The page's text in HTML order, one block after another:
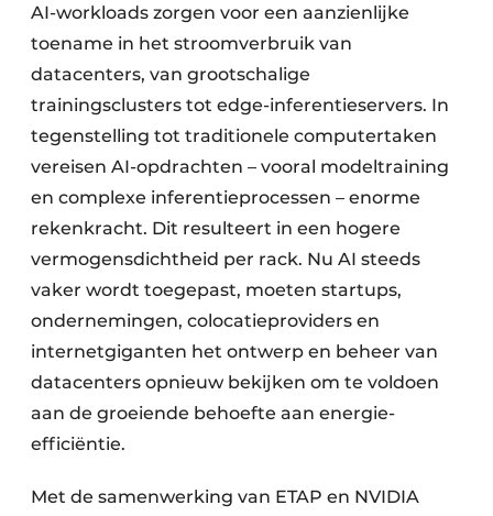
AI-workloads zorgen voor een aanzienlijke
toename in het stroomverbruik van
datacenters, van grootschalige
trainingsclusters tot edge-inferentieservers. In
tegenstelling tot traditionele computertaken
vereisen AI-opdrachten – vooral modeltraining
en complexe inferentieprocessen – enorme
rekenkracht. Dit resulteert in een hogere
vermogensdichtheid per rack. Nu AI steeds
vaker wordt toegepast, moeten startups,
ondernemingen, colocatieproviders en
internetgiganten het ontwerp en beheer van
datacenters opnieuw bekijken om te voldoen
aan de groeiende behoefte aan energie-
efficiëntie.
Met de samenwerking van ETAP en NVIDIA